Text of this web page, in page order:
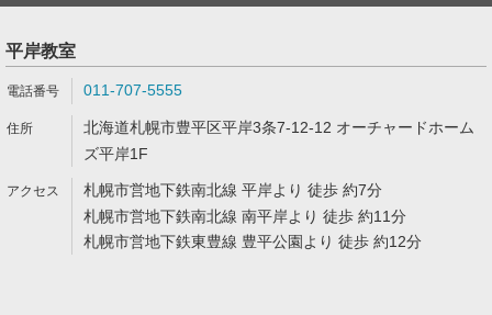
平岸教室
011-707-5555
北海道札幌市豊平区平岸3条7-12-12 オーチャードホーム
ズ平岸1F
札幌市営地下鉄南北線 平岸より 徒歩 約7分
札幌市営地下鉄南北線 南平岸より 徒歩 約11分
札幌市営地下鉄東豊線 豊平公園より 徒歩 約12分